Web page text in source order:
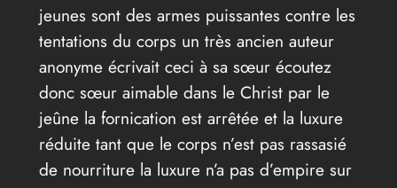
jeunes sont des armes puissantes contre les
tentations du corps un très ancien auteur
anonyme écrivait ceci à sa sœur écoutez
donc sœur aimable dans le Christ par le
jeûne la fornication est arrêtée et la luxure
réduite tant que le corps n’est pas rassasié
de nourriture la luxure n’a pas d’empire sur